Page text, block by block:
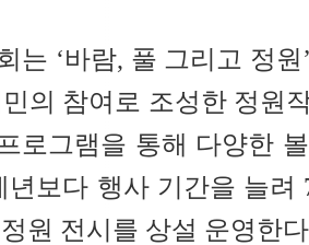
는 ‘바람, 풀 그리고 정
민의 참여로 조성한 정원
로그램을 통해 다양한
년보다 행사 기간을 늘려
원 전시를 상설 운영한